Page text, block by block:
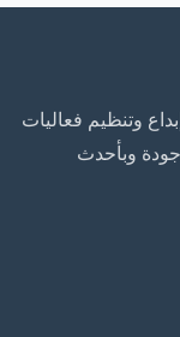
وتنظيم فعاليات
وبأحدث